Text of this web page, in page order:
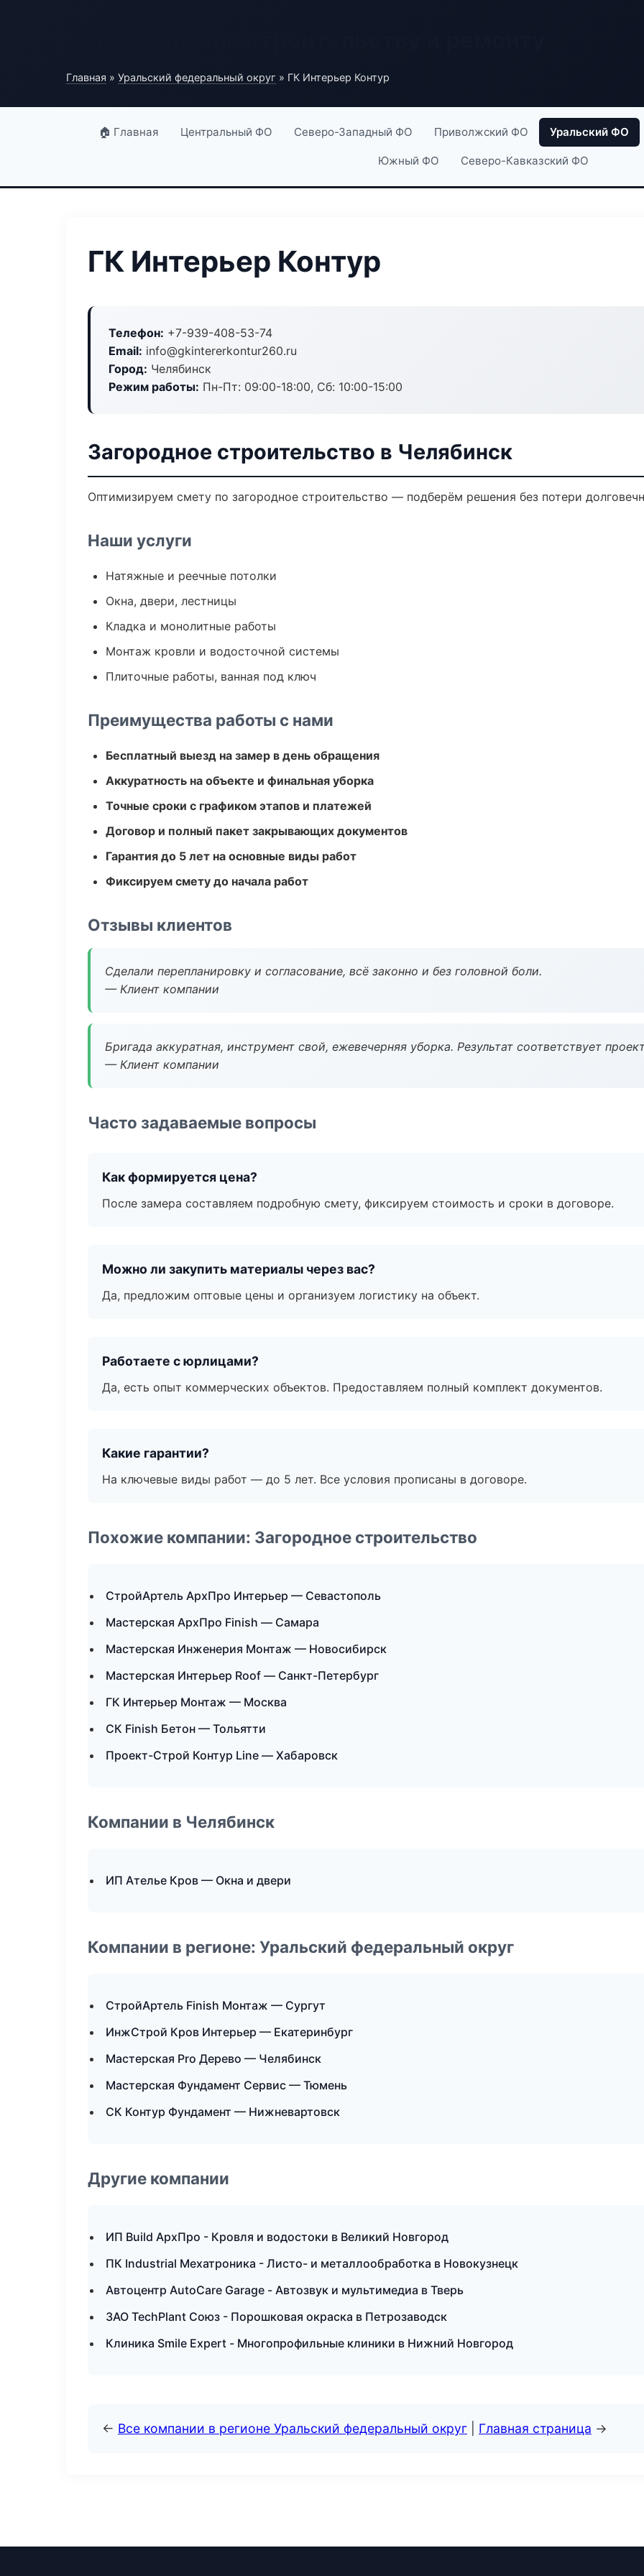
Главная » Уральский федеральный округ » ГК Интерьер Контур
🏠 Главная Центральный ФО Северо-Западный ФО Приволжский ФО Уральский ФО
Южный ФО Северо-Кавказский ФО
ГК Интерьер Контур
Телефон: +7-939-408-53-74
Email: info@gkintererkontur260.ru
Город: Челябинск
Режим работы: Пн-Пт: 09:00-18:00, Сб: 10:00-15:00
Загородное строительство в Челябинск
Оптимизируем смету по загородное строительство — подберём решения без потери
Наши услуги
Натяжные и реечные потолки
Окна, двери, лестницы
Кладка и монолитные работы
Монтаж кровли и водосточной системы
Плиточные работы, ванная под ключ
Преимущества работы с нами
Бесплатный выезд на замер в день обращения
Аккуратность на объекте и финальная уборка
Точные сроки с графиком этапов и платежей
Договор и полный пакет закрывающих документов
Гарантия до 5 лет на основные виды работ
Фиксируем смету до начала работ
Отзывы клиентов
Сделали перепланировку и согласование, всё законно и без головной боли.
— Клиент компании
Бригада аккуратная, инструмент свой, ежевечерняя уборка. Результат соответствует
— Клиент компании
Часто задаваемые вопросы
Как формируется цена?
После замера составляем подробную смету, фиксируем стоимость и сроки в договоре.
Можно ли закупить материалы через вас?
Да, предложим оптовые цены и организуем логистику на объект.
Работаете с юрлицами?
Да, есть опыт коммерческих объектов. Предоставляем полный комплект документов.
Какие гарантии?
На ключевые виды работ — до 5 лет. Все условия прописаны в договоре.
Похожие компании: Загородное строительство
СтройАртель АрхПро Интерьер — Севастополь
Мастерская АрхПро Finish — Самара
Мастерская Инженерия Монтаж — Новосибирск
Мастерская Интерьер Roof — Санкт-Петербург
ГК Интерьер Монтаж — Москва
СК Finish Бетон — Тольятти
Проект-Строй Контур Line — Хабаровск
Компании в Челябинск
ИП Ателье Кров — Окна и двери
Компании в регионе: Уральский федеральный округ
СтройАртель Finish Монтаж — Сургут
ИнжСтрой Кров Интерьер — Екатеринбург
Мастерская Pro Дерево — Челябинск
Мастерская Фундамент Сервис — Тюмень
СК Контур Фундамент — Нижневартовск
Другие компании
ИП Build АрхПро - Кровля и водостоки в Великий Новгород
ПК Industrial Мехатроника - Листо- и металлообработка в Новокузнецк
Автоцентр AutoCare Garage - Автозвук и мультимедиа в Тверь
ЗАО TechPlant Союз - Порошковая окраска в Петрозаводск
Клиника Smile Expert - Многопрофильные клиники в Нижний Новгород
← Все компании в регионе Уральский федеральный округ Главная страница →